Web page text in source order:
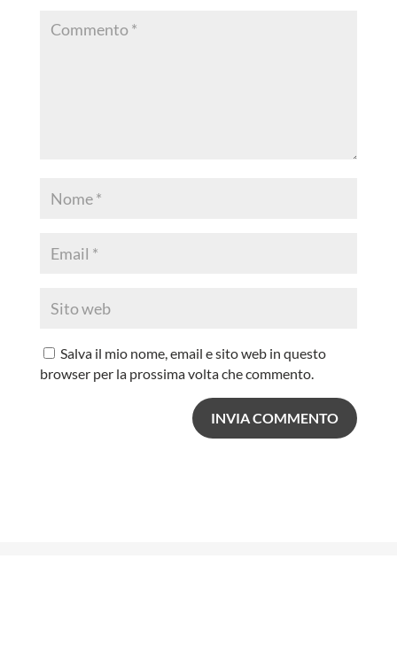
Salva il mio nome, email e sito web in questo
browser per la prossima volta che commento.